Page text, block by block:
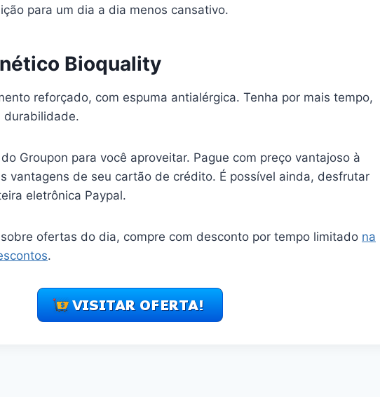
para um dia a dia menos cansativo.
Bioquality
reforçado, com espuma antialérgica. Tenha por mais tempo,
durabilidade.
Groupon para você aproveitar. Pague com preço vantajoso à
vantagens de seu cartão de crédito. É possível ainda, desfrutar
eletrônica Paypal.
ofertas do dia, compre com desconto por tempo limitado na
.